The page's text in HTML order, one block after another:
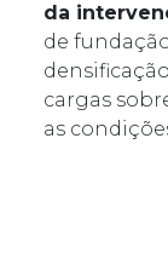
da
de
cargas
as